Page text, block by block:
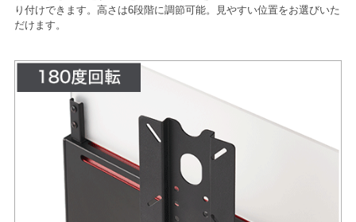
り付けできます。高さは6段階に調節可能。見やすい位置をお選びいた
だけます。